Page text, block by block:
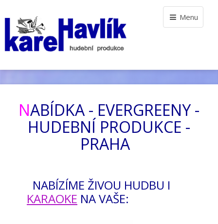
Menu
NABÍDKA - EVERGREENY -
HUDEBNÍ PRODUKCE -
PRAHA
NABÍZÍME ŽIVOU HUDBU I
KARAOKE NA VAŠE: